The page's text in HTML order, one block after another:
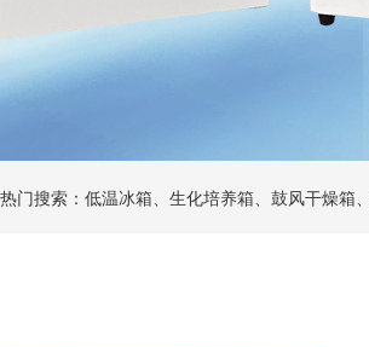
热门搜索：低温冰箱、生化培养箱、鼓风干燥箱